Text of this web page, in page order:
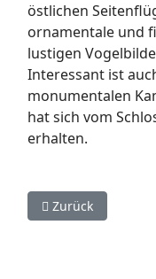
östlichen
ornamentale und
lustigen
Interessant ist
monumentalen
hat sich vom
erhalten.
Vorheriger
Zurück